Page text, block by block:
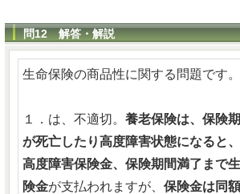
問12 解答・解説
生命保険の商品性に関する問題です。
１．は、不適切。 養老保険は、保険
が死亡したり高度障害状態になると
高度障害保険金、保険期間満了まで
険金が支払われますが、 保険金は同額